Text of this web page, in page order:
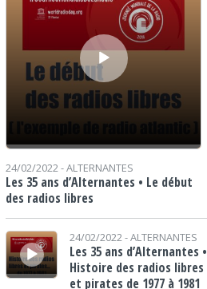
24/02/2022 -ALTERNANTES
Les 35 ans d’Alternantes • Le début
des radios libres
Lecteur audio
24/02/2022 -ALTERNANTES
Les 35 ans d’Alternantes •
Histoire des radios libres
et pirates de 1977 à 1981